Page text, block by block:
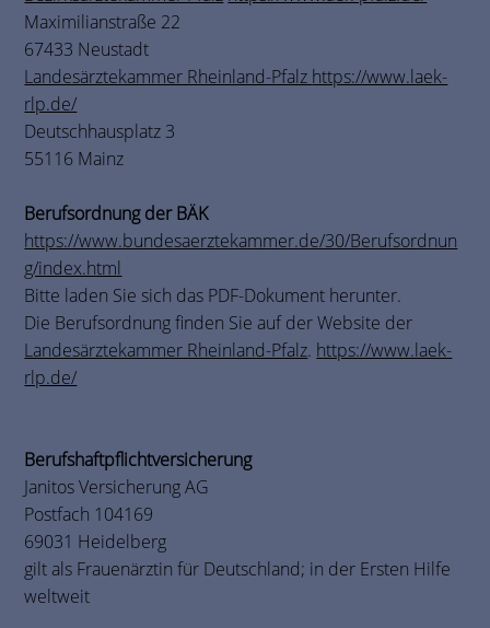
Maximilianstraße 22
67433 Neustadt
Landesärztekammer Rheinland-Pfalz https://www.laek-
rlp.de/
Deutschhausplatz 3
55116 Mainz
Berufsordnung der BÄK
https://www.bundesaerztekammer.de/30/Berufsordnun
g/index.html
Bitte laden Sie sich das PDF-Dokument herunter.
Die Berufsordnung finden Sie auf der Website der
Landesärztekammer Rheinland-Pfalz. https://www.laek-
rlp.de/
Berufshaftpflichtversicherung
Janitos Versicherung AG
Postfach 104169
69031 Heidelberg
gilt als Frauenärztin für Deutschland; in der Ersten Hilfe
weltweit